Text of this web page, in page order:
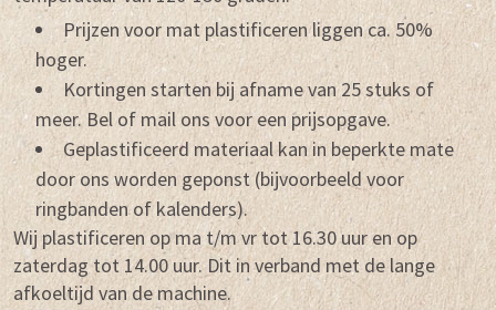
Prijzen voor mat plastificeren liggen ca. 50%
hoger.
Kortingen starten bij afname van 25 stuks of
meer. Bel of mail ons voor een prijsopgave.
Geplastificeerd materiaal kan in beperkte mate
door ons worden geponst (bijvoorbeeld voor
ringbanden of kalenders).
Wij plastificeren op ma t/m vr tot 16.30 uur en op
zaterdag tot 14.00 uur. Dit in verband met de lange
afkoeltijd van de machine.